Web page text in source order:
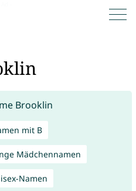
mit B
Mädchennamen
Namen